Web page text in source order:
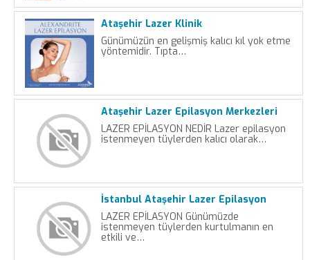
Ataşehir Lazer Klinik
Günümüzün en gelişmiş kalıcı kıl yok etme
yöntemidir. Tıpta…
Ataşehir Lazer Epilasyon Merkezleri
LAZER EPİLASYON NEDİR Lazer epilasyon
istenmeyen tüylerden kalıcı olarak…
İstanbul Ataşehir Lazer Epilasyon
LAZER EPİLASYON Günümüzde
istenmeyen tüylerden kurtulmanın en
etkili ve…